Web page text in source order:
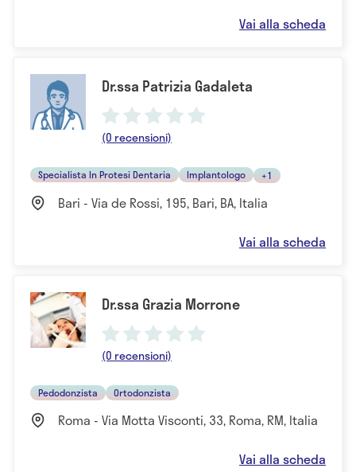
Vai alla scheda
Dr.ssa Patrizia Gadaleta
(0 recensioni)
Specialista In Protesi Dentaria Implantologo +1
Bari - Via de Rossi, 195, Bari, BA, Italia
Vai alla scheda
Dr.ssa Grazia Morrone
(0 recensioni)
Pedodonzista Ortodonzista
Roma - Via Motta Visconti, 33, Roma, RM, Italia
Vai alla scheda